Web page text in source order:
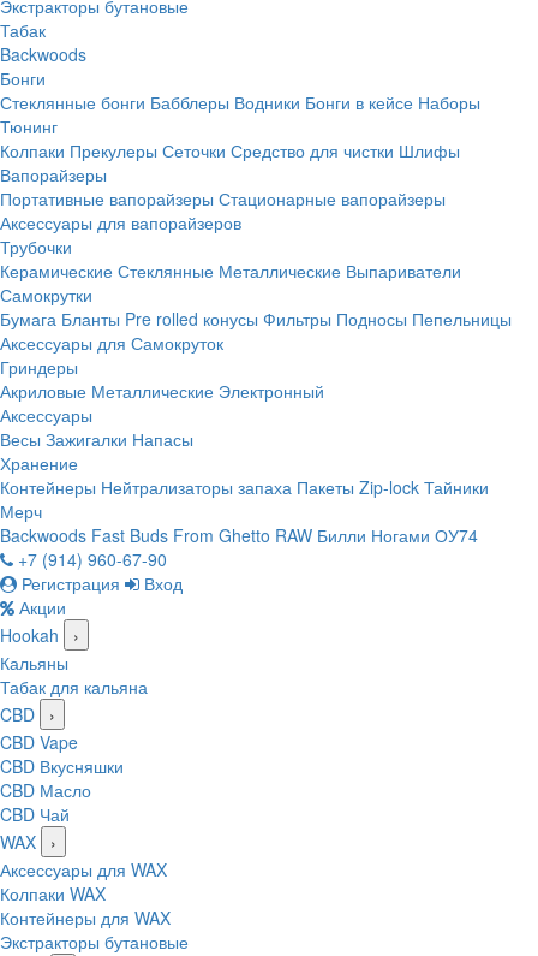
Экстракторы бутановые
Табак
Backwoods
Бонги
Стеклянные бонги Бабблеры Водники Бонги в кейсе Наборы
Тюнинг
Колпаки Прекулеры Сеточки Средство для чистки Шлифы
Вапорайзеры
Портативные вапорайзеры Стационарные вапорайзеры
Аксессуары для вапорайзеров
Трубочки
Керамические Стеклянные Металлические Выпариватели
Самокрутки
Бумага Бланты Pre rolled конусы Фильтры Подносы Пепельницы
Аксессуары для Самокруток
Гриндеры
Акриловые Металлические Электронный
Аксессуары
Весы Зажигалки Напасы
Хранение
Контейнеры Нейтрализаторы запаха Пакеты Zip-lock Тайники
Мерч
Backwoods Fast Buds From Ghetto RAW Билли Ногами ОУ74
+7 (914) 960-67-90
Регистрация
Вход
Акции
Hookah
›
Кальяны
Табак для кальяна
CBD
›
CBD Vape
CBD Вкусняшки
CBD Масло
CBD Чай
WAX
›
Аксессуары для WAX
Колпаки WAX
Контейнеры для WAX
Экстракторы бутановые